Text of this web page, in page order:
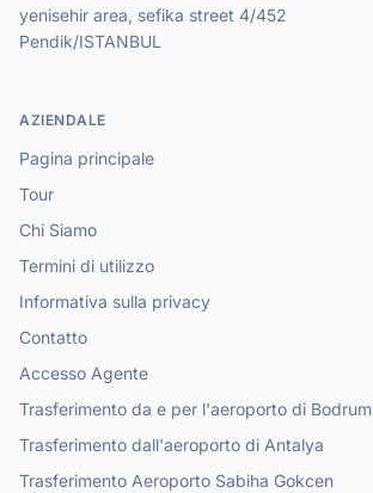
yenisehir area, sefika street 4/452
Pendik/ISTANBUL
AZIENDALE
Pagina principale
Tour
Chi Siamo
Termini di utilizzo
Informativa sulla privacy
Contatto
Accesso Agente
Trasferimento da e per l'aeroporto di Bodrum
Trasferimento dall'aeroporto di Antalya
Trasferimento Aeroporto Sabiha Gokcen